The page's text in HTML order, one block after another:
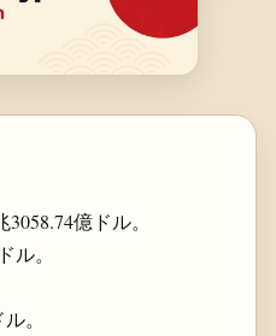
億ドル。
ル。
。